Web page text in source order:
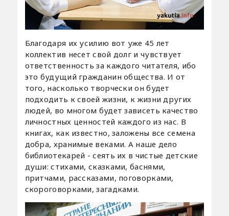
Благодаря их усилию вот уже 45 лет
коллектив несет свой долг и чувствует
ответственность за каждого читателя, ибо
это будущий гражданин общества. И от
того, насколько творчески он будет
подходить к своей жизни, к жизни других
людей, во многом будет зависеть качество
личностных ценностей каждого из нас. В
книгах, как известно, заложены все семена
добра, хранимые веками. А наше дело
библиотекарей - сеять их в чистые детские
души: стихами, сказками, баснями,
притчами, рассказами, поговорками,
скороговорками, загадками.